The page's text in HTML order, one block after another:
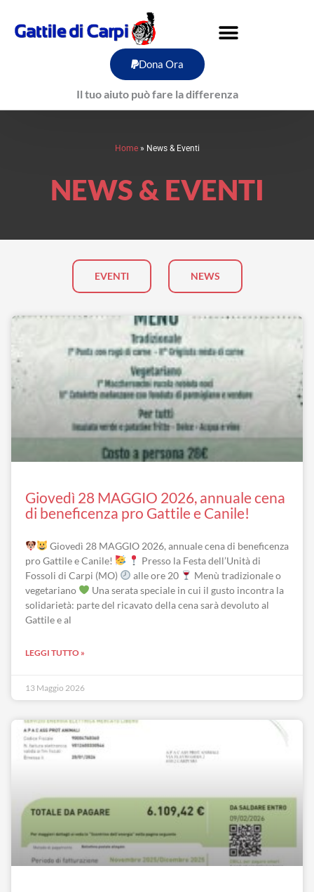
contenuto
Dona Ora
Il tuo aiuto può fare la differenza
Home» News & Eventi
NEWS & EVENTI
EVENTI NEWS
Giovedì 28 MAGGIO 2026, annuale cena
di beneficenza pro Gattile e Canile!
Giovedì 28 MAGGIO 2026, annuale cena di beneficenza
pro Gattile e Canile!
Presso la Festa dell’Unità di
Fossoli di Carpi (MO)
alle ore 20
Menù tradizionale o
vegetariano
Una serata speciale in cui il gusto incontra la
solidarietà: parte del ricavato della cena sarà devoluto al
Gattile e al
LEGGI TUTTO »
13 Maggio 2026
PaginaPaginaPagina
PaginaPaginaPagina